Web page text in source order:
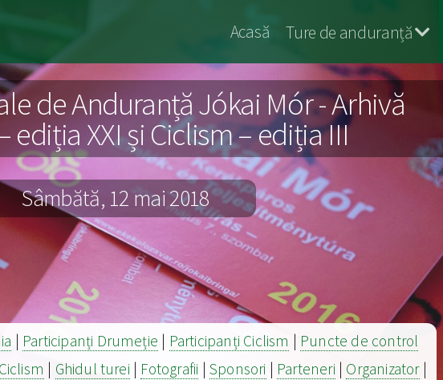
Jókai
Archiv
Acasă Ture de anduranță
de Anduranță Jókai Mór - Arhivă
ediția XXI și Ciclism – ediția III
Sâmbătă, 12 mai 2018
| Participanți Drumeție | Participanți Ciclism | Puncte de control
| Ghidul turei | Fotografii | Sponsori | Parteneri | Organizator|